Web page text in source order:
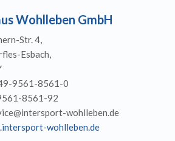
Wohlleben GmbH
Str. 4,
Esbach,
9561-8561-0
8561-92
wohlleben.de
wohlleben.de